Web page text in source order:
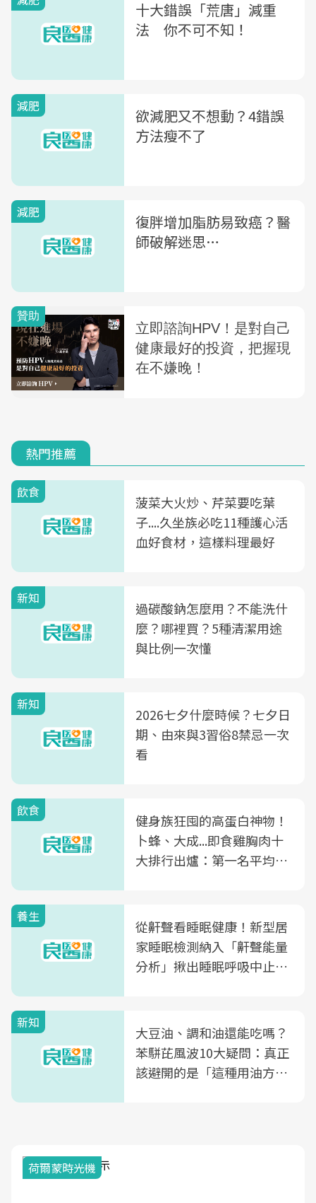
十大錯誤「荒唐」減重
法 你不可不知！
減肥
欲減肥又不想動？4錯誤
方法瘦不了
減肥
復胖增加脂肪易致癌？醫
師破解迷思…
熱門推薦
飲食
菠菜大火炒、芹菜要吃葉
子....久坐族必吃11種護心活
血好食材，這樣料理最好
新知
過碳酸鈉怎麼用？不能洗什
麼？哪裡買？5種清潔用途
與比例一次懂
新知
2026七夕什麼時候？七夕日
期、由來與3習俗8禁忌一次
看
飲食
健身族狂囤的高蛋白神物！
卜蜂、大成...即食雞胸肉十
大排行出爐：第一名平均一
養生
從鼾聲看睡眠健康！新型居
家睡眠檢測納入「鼾聲能量
分析」揪出睡眠呼吸中止症
新知
大豆油、調和油還能吃嗎？
苯駢芘風波10大疑問：真正
該避開的是「這種用油方
荷爾蒙時光機